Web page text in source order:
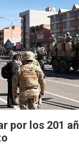
por los 201